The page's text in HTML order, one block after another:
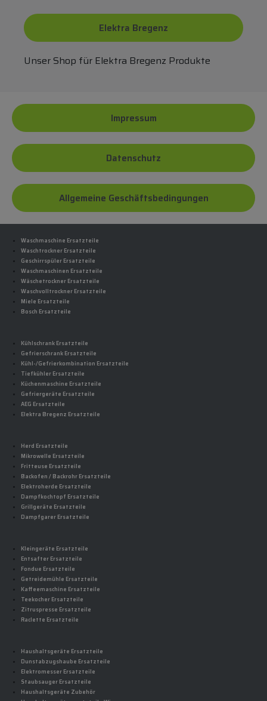
Elektra Bregenz
Unser Shop für Elektra Bregenz Produkte
Impressum
Datenschutz
Allgemeine Geschäftsbedingungen
Waschmaschine Ersatzteile
Waschtrockner Ersatzteile
Geschirrspüler Ersatzteile
Waschmaschinen Ersatzteile
Wäschetrockner Ersatzteile
Waschvolltrockner Ersatzteile
Miele Ersatzteile
Bosch Ersatzteile
Kühlschrank Ersatzteile
Gefrierschrank Ersatzteile
Kühl-/Gefrierkombination Ersatzteile
Tiefkühler Ersatzteile
Küchenmaschine Ersatzteile
Gefriergeräte Ersatzteile
AEG Ersatzteile
Elektra Bregenz Ersatzteile
Herd Ersatzteile
Mikrowelle Ersatzteile
Fritteuse Ersatzteile
Backofen / Backrohr Ersatzteile
Elektroherde Ersatzteile
Dampfkochtopf Ersatzteile
Grillgeräte Ersatzteile
Dampfgarer Ersatzteile
Kleingeräte Ersatzteile
Entsafter Ersatzteile
Fondue Ersatzteile
Getreidemühle Ersatzteile
Kaffeemaschine Ersatzteile
Teekocher Ersatzteile
Zitruspresse Ersatzteile
Raclette Ersatzteile
Haushaltsgeräte Ersatzteile
Dunstabzugshaube Ersatzteile
Elektromesser Ersatzteile
Staubsauger Ersatzteile
Haushaltsgeräte Zubehör